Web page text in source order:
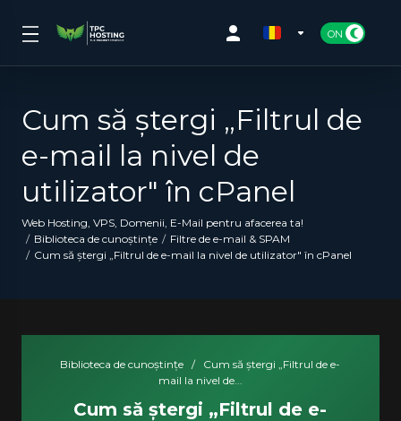
Cum să ștergi „Filtrul de
e-mail la nivel de
utilizator" în cPanel
Web Hosting, VPS, Domenii, E-Mail pentru afacerea ta!
Biblioteca de cunoștințe
Filtre de e-mail & SPAM
Cum să ștergi „Filtrul de e-mail la nivel de utilizator" în cPanel
Biblioteca de cunoștințe /
Cum să ștergi „Filtrul de e-
mail la nivel de...
Cum să ștergi „Filtrul de e-